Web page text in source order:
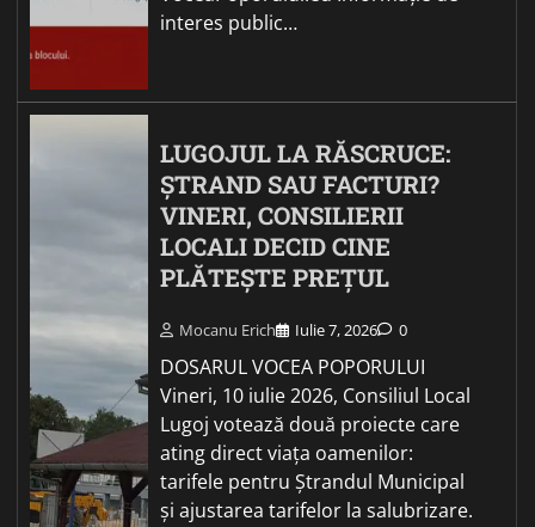
interes public…
LUGOJUL LA RĂSCRUCE:
ȘTRAND SAU FACTURI?
VINERI, CONSILIERII
LOCALI DECID CINE
PLĂTEȘTE PREȚUL
Mocanu Erich Iulie 7, 2026 0
DOSARUL VOCEA POPORULUI
Vineri, 10 iulie 2026, Consiliul Local
Lugoj votează două proiecte care
ating direct viața oamenilor:
tarifele pentru Ștrandul Municipal
și ajustarea tarifelor la salubrizare.